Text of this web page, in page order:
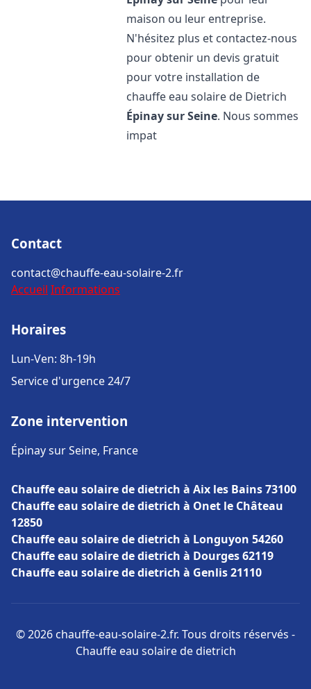
maison ou leur entreprise.
N'hésitez plus et contactez-nous
pour obtenir un devis gratuit
pour votre installation de
chauffe eau solaire de Dietrich
Épinay sur Seine. Nous sommes
impat
Contact
contact@chauffe-eau-solaire-2.fr
Accueil Informations
Horaires
Lun-Ven: 8h-19h
Service d'urgence 24/7
Zone intervention
Épinay sur Seine, France
Chauffe eau solaire de dietrich à Aix les Bains 73100
Chauffe eau solaire de dietrich à Onet le Château
12850
Chauffe eau solaire de dietrich à Longuyon 54260
Chauffe eau solaire de dietrich à Dourges 62119
Chauffe eau solaire de dietrich à Genlis 21110
© 2026 chauffe-eau-solaire-2.fr. Tous droits réservés -
Chauffe eau solaire de dietrich